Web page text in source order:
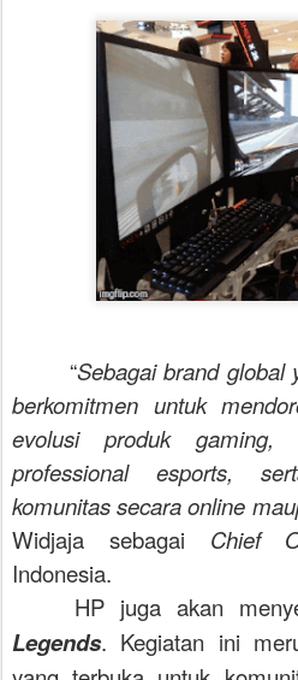
“Sebagaibrandglobal
berkomitmen untuk
evolusi produk gaming,
professional esports,
komunitas secara online
Widjaja sebagai Chief
Indonesia.
HP juga akan
Legends. Kegiatan ini